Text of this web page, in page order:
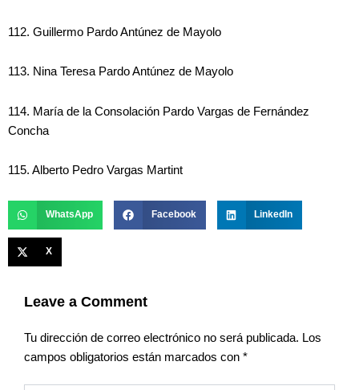
112. Guillermo Pardo Antúnez de Mayolo
113. Nina Teresa Pardo Antúnez de Mayolo
114. María de la Consolación Pardo Vargas de Fernández
Concha
115. Alberto Pedro Vargas Martint
WhatsApp Facebook LinkedIn
X
Leave a Comment
Tu dirección de correo electrónico no será publicada. Los
campos obligatorios están marcados con *